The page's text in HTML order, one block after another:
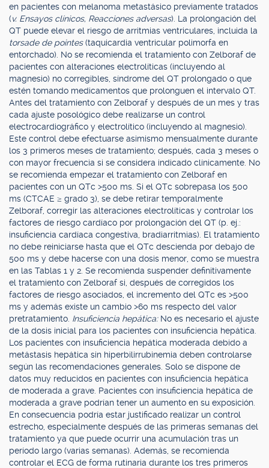
en pacientes con melanoma metastásico previamente tratados
(v. Ensayos clínicos, Reacciones adversas). La prolongación del
QT puede elevar el riesgo de arritmias ventriculares, incluida la
torsade de pointes(taquicardia ventricular polimorfa en
entorchado). No se recomienda el tratamiento con Zelboraf de
pacientes con alteraciones electrolíticas (incluyendo al
magnesio) no corregibles, síndrome del QT prolongado o que
estén tomando medicamentos que prolonguen el intervalo QT.
Antes del tratamiento con Zelboraf y después de un mes y tras
cada ajuste posológico debe realizarse un control
electrocardiográfico y electrolítico (incluyendo al magnesio).
Este control debe efectuarse asimismo mensualmente durante
los 3 primeros meses de tratamiento; después, cada 3 meses o
con mayor frecuencia si se considera indicado clínicamente. No
se recomienda empezar el tratamiento con Zelboraf en
pacientes con un QTc >500 ms. Si el QTc sobrepasa los 500
ms (CTCAE ≥ grado 3), se debe retirar temporalmente
Zelboraf, corregir las alteraciones electrolíticas y controlar los
factores de riesgo cardíaco por prolongación del QT (p. ej.:
insuficiencia cardíaca congestiva, bradiarritmias). El tratamiento
no debe reiniciarse hasta que el QTc descienda por debajo de
500 ms y debe hacerse con una dosis menor, como se muestra
en las Tablas 1 y 2. Se recomienda suspender definitivamente
el tratamiento con Zelboraf si, después de corregidos los
factores de riesgo asociados, el incremento del QTc es >500
ms y además existe un cambio >60 ms respecto del valor
pretratamiento. Insuficiencia hepática: No es necesario el ajuste
de la dosis inicial para los pacientes con insuficiencia hepática.
Los pacientes con insuficiencia hepática moderada debido a
metástasis hepática sin hiperbilirrubinemia deben controlarse
según las recomendaciones generales. Solo se dispone de
datos muy reducidos en pacientes con insuficiencia hepática
de moderada a grave. Pacientes con insuficiencia hepática de
moderada a grave podrían tener un aumento en su exposición.
En consecuencia podría estar justificado realizar un control
estrecho, especialmente después de las primeras semanas del
tratamiento ya que puede ocurrir una acumulación tras un
período largo (varias semanas). Además, se recomienda
controlar el ECG de forma rutinaria durante los tres primeros